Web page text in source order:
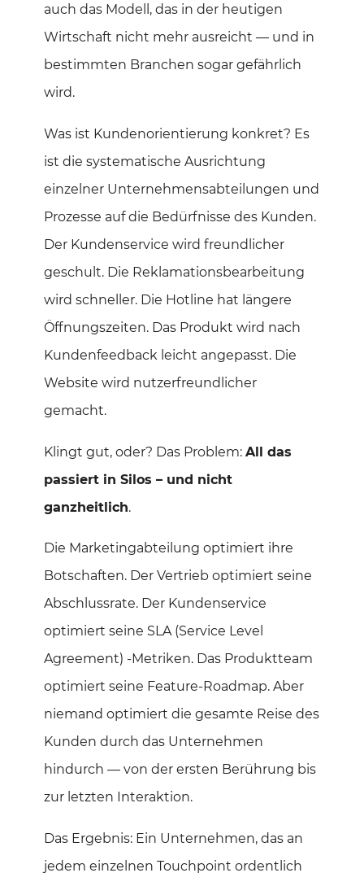
auch das Modell, das in der heutigen
Wirtschaft nicht mehr ausreicht — und in
bestimmten Branchen sogar gefährlich
wird.
Was ist Kundenorientierung konkret? Es
ist die systematische Ausrichtung
einzelner Unternehmensabteilungen und
Prozesse auf die Bedürfnisse des Kunden.
Der Kundenservice wird freundlicher
geschult. Die Reklamationsbearbeitung
wird schneller. Die Hotline hat längere
Öffnungszeiten. Das Produkt wird nach
Kundenfeedback leicht angepasst. Die
Website wird nutzerfreundlicher
gemacht.
Klingt gut, oder? Das Problem: All das
passiert in Silos – und nicht
ganzheitlich.
Die Marketingabteilung optimiert ihre
Botschaften. Der Vertrieb optimiert seine
Abschlussrate. Der Kundenservice
optimiert seine SLA (Service Level
Agreement) -Metriken. Das Produktteam
optimiert seine Feature-Roadmap. Aber
niemand optimiert die gesamte Reise des
Kunden durch das Unternehmen
hindurch — von der ersten Berührung bis
zur letzten Interaktion.
Das Ergebnis: Ein Unternehmen, das an
jedem einzelnen Touchpoint ordentlich